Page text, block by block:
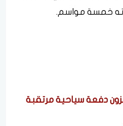
خمسة مواسم.
دفعة سياحية مرتقبة